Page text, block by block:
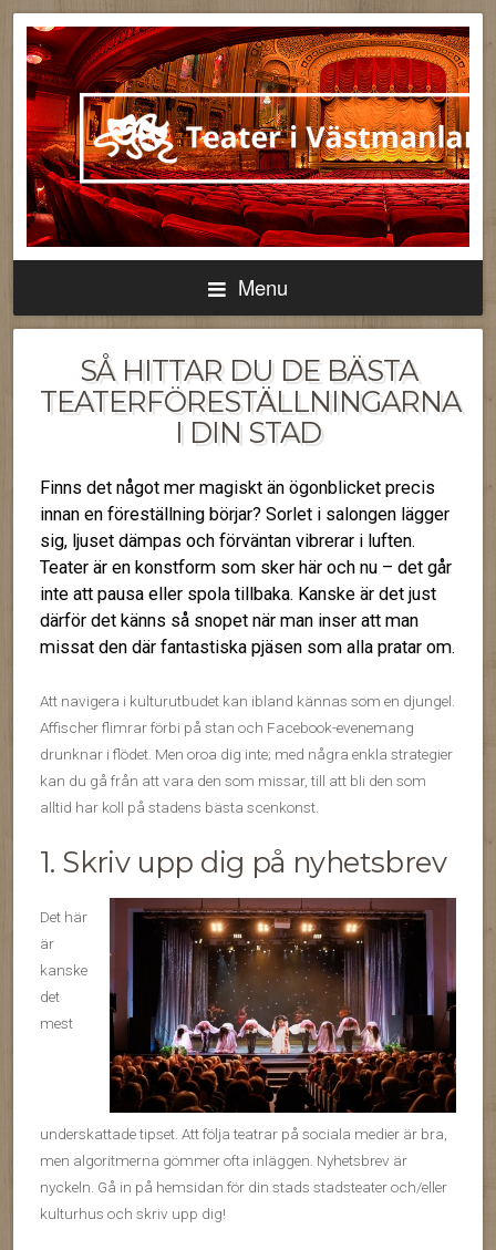
Menu
SÅ HITTAR DU DE BÄSTA
TEATERFÖRESTÄLLNINGARNA
I DIN STAD
Finns det något mer magiskt än ögonblicket precis
innan en föreställning börjar? Sorlet i salongen lägger
sig, ljuset dämpas och förväntan vibrerar i luften.
Teater är en konstform som sker här och nu – det går
inte att pausa eller spola tillbaka. Kanske är det just
därför det känns så snopet när man inser att man
missat den där fantastiska pjäsen som alla pratar om.
Att navigera i kulturutbudet kan ibland kännas som en djungel.
Affischer flimrar förbi på stan och Facebook-evenemang
drunknar i flödet. Men oroa dig inte; med några enkla strategier
kan du gå från att vara den som missar, till att bli den som
alltid har koll på stadens bästa scenkonst.
1. Skriv upp dig på nyhetsbrev
Det här
är
kanske
det
mest
underskattade tipset. Att följa teatrar på sociala medier är bra,
men algoritmerna gömmer ofta inläggen. Nyhetsbrev är
nyckeln. Gå in på hemsidan för din stads stadsteater och/eller
kulturhus och skriv upp dig!